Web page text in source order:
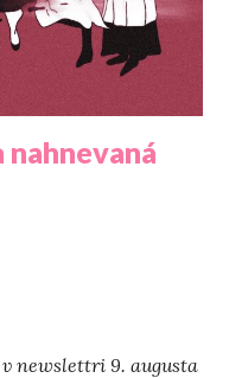
nahnevaná
newslettri 9. augusta